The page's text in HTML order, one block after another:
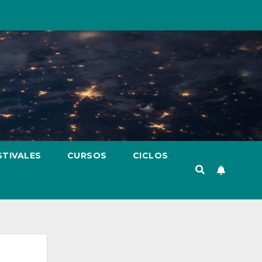
CURSOS CICLOS